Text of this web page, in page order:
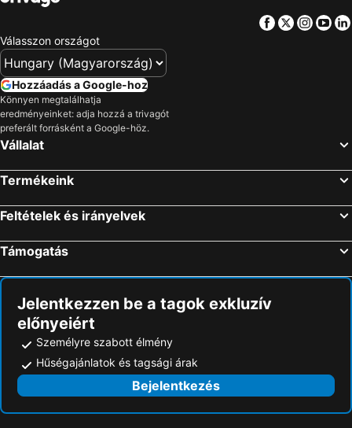
Facebook
Twitter
Válasszon országot
Hozzáadás a Google-hoz
Könnyen megtalálhatja
eredményeinket: adja hozzá a trivagót
preferált forrásként a Google-höz.
Vállalat
Termékeink
Feltételek és irányelvek
Támogatás
Jelentkezzen be a tagok exkluzív
előnyeiért
Személyre szabott élmény
Hűségajánlatok és tagsági árak
Bejelentkezés